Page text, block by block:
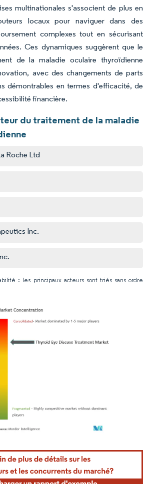
multinationales s'associent de plus en
locaux pour naviguer dans des
complexes tout en sécurisant
Ces dynamiques suggèrent que le
de la maladie oculaire thyroïdienne
avec des changements de parts
démontrables en termes d'efficacité, de
financière.
du traitement de la maladie
Roche Ltd
Inc.
: les principaux acteurs sont triés sans ordre
La réutilisation nécessite une attribution sous CC BY